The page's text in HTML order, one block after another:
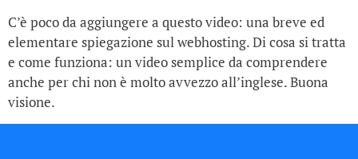
C’è poco da aggiungere a questo video: una breve ed
elementare spiegazione sul webhosting. Di cosa si tratta
e come funziona: un video semplice da comprendere
anche per chi non è molto avvezzo all’inglese. Buona
visione.